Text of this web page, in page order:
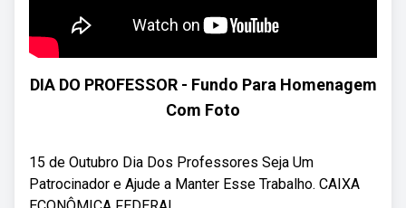
DIA DO PROFESSOR - Fundo Para Homenagem
Com Foto
15 de Outubro Dia Dos Professores Seja Um
Patrocinador e Ajude a Manter Esse Trabalho. CAIXA